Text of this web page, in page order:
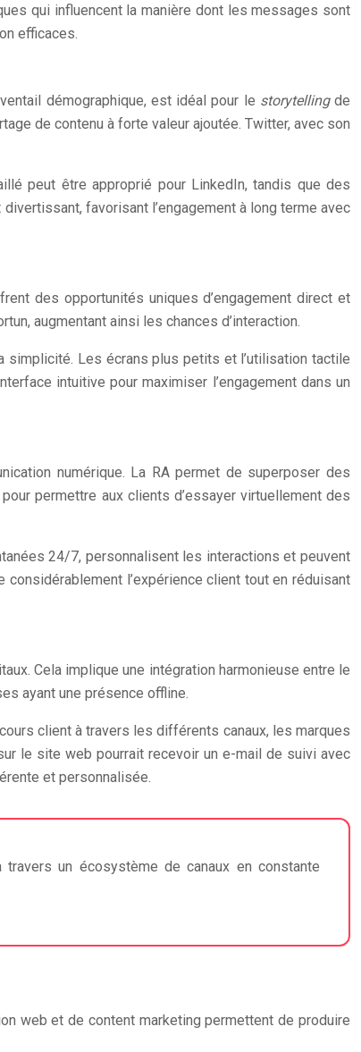
qui influencent la manière dont les messages sont
efficaces.
démographique, est idéal pour le storytellingde
de contenu à forte valeur ajoutée. Twitter, avec son
peut être approprié pour LinkedIn, tandis que des
favorisant l’engagement à long terme avec
des opportunités uniques d’engagement direct et
augmentant ainsi les chances d’interaction.
simplicité. Les écrans plus petits et l’utilisation tactile
intuitive pour maximiser l’engagement dans un
numérique. La RA permet de superposer des
permettre aux clients d’essayer virtuellement des
24/7, personnalisent les interactions et peuvent
l’expérience client tout en réduisant
Cela implique une intégration harmonieuse entre le
ayant une présence offline.
client à travers les différents canaux, les marques
le site web pourrait recevoir un e-mail de suivi avec
et personnalisée.
un écosystème de canaux en constante
web et de content marketing permettent de produire